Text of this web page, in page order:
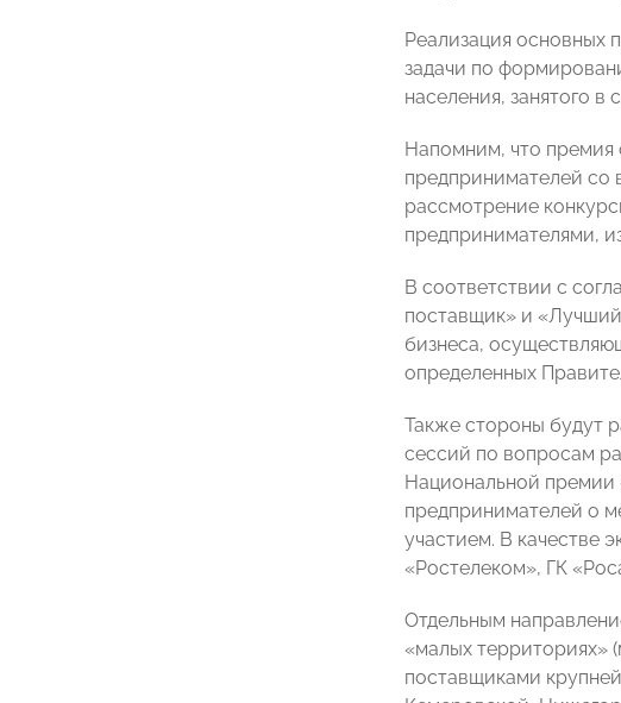
Реализация основных
задачи по
населения, занятого в
Напомним, что премия
предпринимателей со
рассмотрение
предпринимателями,
В соответствии с
поставщик» и «Лучший
бизнеса,
определенных
Также стороны будут
сессий по вопросам
Национальной
предпринимателей о
участием. В качестве
«Ростелеком», ГК
Отдельным
«малых территориях»
поставщиками